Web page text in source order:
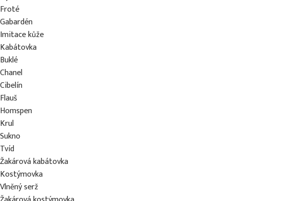
Froté
Gabardén
Imitace kůže
Kabátovka
Buklé
Chanel
Cibelín
Flauš
Homspen
Krul
Sukno
Tvíd
Žakárová kabátovka
Kostýmovka
Vlněný serž